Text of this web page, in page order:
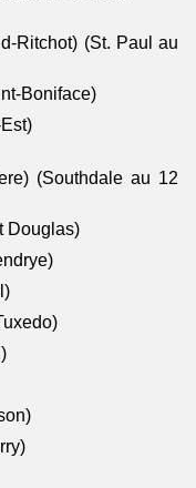
Ritchot) (St. Paul au
Boniface)
(Southdale au 12
Douglas)